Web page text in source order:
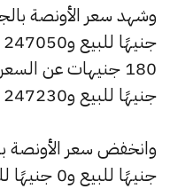
جنيهًا للبيع و247230 جنيهًا للشراء.